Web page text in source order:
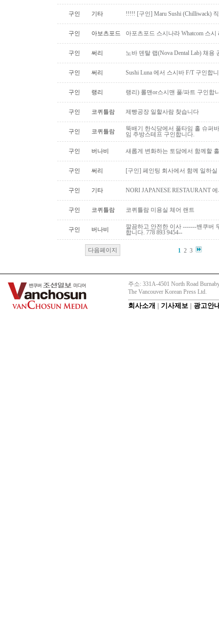
구인 기타 !!!!! [구인] Maru Sushi (Chilliwack)
구인 아보츠포드 아포츠포드 스시나라 Whatcom 스
구인 써리 노바 덴탈 랩(Nova Dental Lab) 채용
구인 써리 Sushi Luna 에서 스시바 F/T 구인합
구인 랭리 랭리) 롤맨or스시맨 풀/파트 구인합
구인 코퀴틀람 제빵공장 일할사람 찾습니다
구인 코퀴틀람
뚝배기 한식당에서 풀타임 홀 슈퍼
임 주방스테프 구인합니다.
구인 버나비 새롭게 변화하는 토담에서 함께할
구인 써리 [구인] 페인팅 회사에서 함께 일하
구인 기타 NORI JAPANESE RESTAURANT
구인 코퀴틀람 코퀴틀람 미용실 체어 랜트
구인 버나비
깔끔하고 안전한 이사 -------밴쿠버
합니다. 778 893 9454--
다음페이지 1 2 3
주소: 331A-4501 North Road
The Vancouver Korean Press Ltd.
회사소개 기사제보 광고안